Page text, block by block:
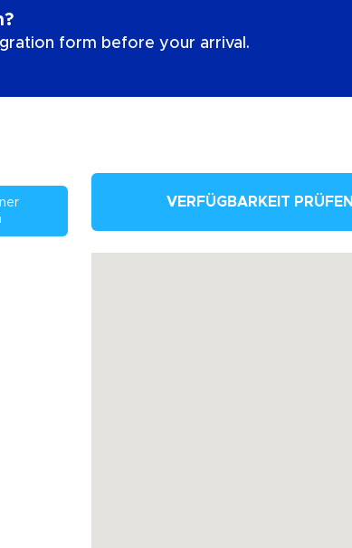
form before your arrival.
VERFÜGBARKEIT PRÜFEN